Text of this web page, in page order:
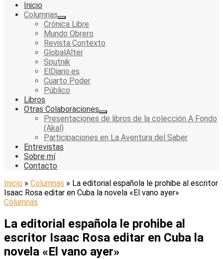
Inicio
Columnas
Crónica Libre
Mundo Obrero
Revista Contexto
GlobalAlter
Sputnik
ElDiario.es
Cuarto Poder
Público
Libros
Otras Colaboraciones
Presentaciones de libros de la colección A Fondo
(Akal)
Participaciones en La Aventura del Saber
Entrevistas
Sobre mí
Contacto
Inicio » Columnas » La editorial española le prohibe al escritor
Isaac Rosa editar en Cuba la novela «El vano ayer»
Columnas
La editorial española le prohibe al
escritor Isaac Rosa editar en Cuba la
novela «El vano ayer»